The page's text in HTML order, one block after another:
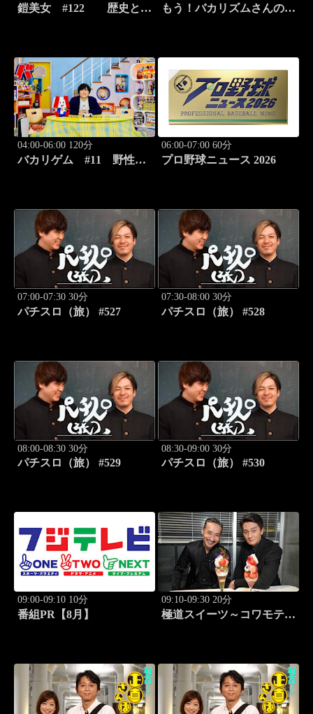
鎧美女 #122 歴史と甲
もう！バカリズムさんの超
04:00-06:00 120分
バカリゲム #11 野性爆
06:00-07:00 60分
プロ野球ニュース 2026
07:00-07:30 30分
パチスロ（旅） #527
07:30-08:00 30分
パチスロ（旅） #528
08:00-08:30 30分
パチスロ（旅） #529
08:30-09:00 30分
パチスロ（旅） #530
09:00-09:10 10分
番組PR【8月】
09:10-09:30 20分
極道スイーツ～コワモテ俳